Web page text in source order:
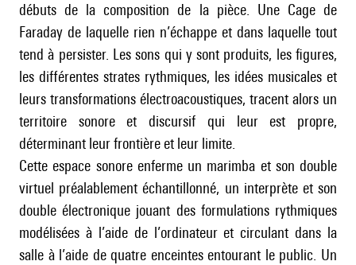
débuts de la composition de la pièce. Une Cage de
Faraday de laquelle rien n’échappe et dans laquelle tout
tend à persister. Les sons qui y sont produits, les figures,
les différentes strates rythmiques, les idées musicales et
leurs transformations électroacoustiques, tracent alors un
territoire sonore et discursif qui leur est propre,
déterminant leur frontière et leur limite.
Cette espace sonore enferme un marimba et son double
virtuel préalablement échantillonné, un interprète et son
double électronique jouant des formulations rythmiques
modélisées à l’aide de l’ordinateur et circulant dans la
salle à l’aide de quatre enceintes entourant le public. Un